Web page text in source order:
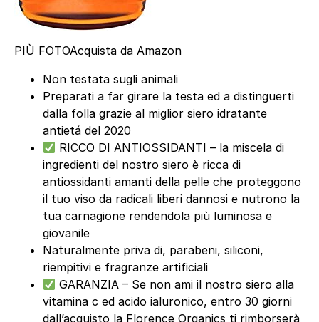
PIÙ FOTOAcquista da Amazon
Non testata sugli animali
Preparati a far girare la testa ed a distinguerti
dalla folla grazie al miglior siero idratante
antietá del 2020
RICCO DI ANTIOSSIDANTI – la miscela di
ingredienti del nostro siero è ricca di
antiossidanti amanti della pelle che proteggono
il tuo viso da radicali liberi dannosi e nutrono la
tua carnagione rendendola più luminosa e
giovanile
Naturalmente priva di, parabeni, siliconi,
riempitivi e fragranze artificiali
GARANZIA – Se non ami il nostro siero alla
vitamina c ed acido ialuronico, entro 30 giorni
dall’acquisto la Florence Organics ti rimborserà